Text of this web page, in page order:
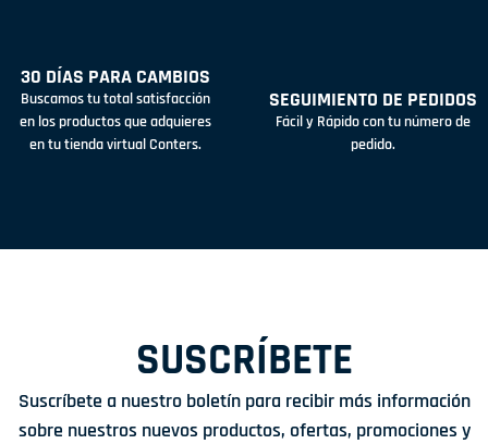
30 DÍAS PARA CAMBIOS
Buscamos tu total satisfacción
en los productos que adquieres
en tu tienda virtual Conters.
SEGUIMIENTO DE PEDIDOS
Fácil y Rápido con tu número de
pedido.
SUSCRÍBETE
Suscríbete a nuestro boletín para recibir más información
sobre nuestros nuevos productos, ofertas, promociones y